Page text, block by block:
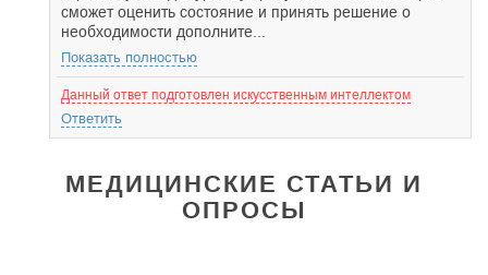
сможет оценить состояние и принять решение о
необходимости дополните...
Показать полностью
Данный ответ подготовлен искусственным интеллектом
Ответить
МЕДИЦИНСКИЕ СТАТЬИ И
ОПРОСЫ